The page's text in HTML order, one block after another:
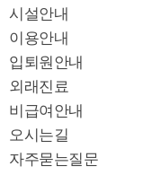
시설안내
이용안내
입퇴원안내
외래진료
비급여안내
오시는길
자주묻는질문